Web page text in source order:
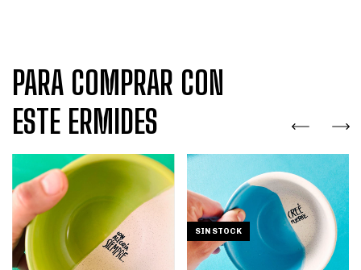
PARA COMPRAR CON
ESTE ERMIDES
SIN STOCK